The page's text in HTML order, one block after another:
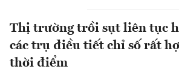
Thị trường trồi sụt liên tục
các trụ điều tiết chỉ số rất
thời điểm